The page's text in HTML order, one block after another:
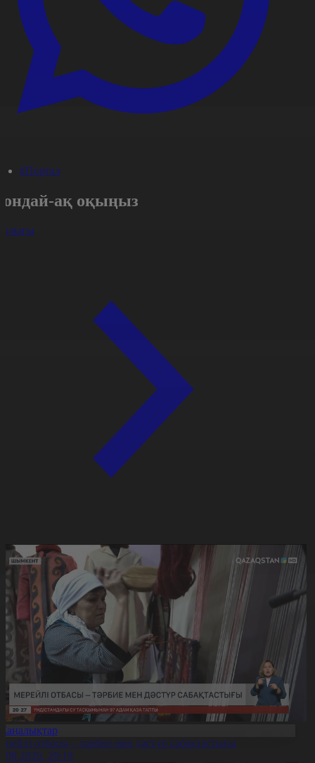
#Портал
ақ оқыңыз
отбасы – тәрбие мен дәстүр сабақтастығы
20:19